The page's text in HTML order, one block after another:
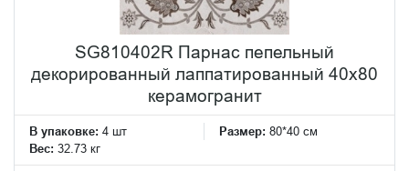
SG810402R Парнас пепельный
декорированный лаппатированный 40x80
керамогранит
В упаковке: 4 шт Размер: 80*40 см
Вес: 32.73 кг